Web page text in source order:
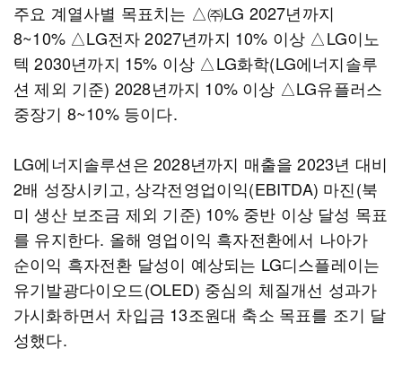
주요 계열사별 목표치는 △㈜LG 2027년까지
8~10% △LG전자 2027년까지 10% 이상 △LG이노
텍 2030년까지 15% 이상 △LG화학(LG에너지솔루
션 제외 기준) 2028년까지 10% 이상 △LG유플러스
중장기 8~10% 등이다.
LG에너지솔루션은 2028년까지 매출을 2023년 대비
2배 성장시키고, 상각전영업이익(EBITDA) 마진(북
미 생산 보조금 제외 기준) 10% 중반 이상 달성 목표
를 유지한다. 올해 영업이익 흑자전환에서 나아가
순이익 흑자전환 달성이 예상되는 LG디스플레이는
유기발광다이오드(OLED) 중심의 체질개선 성과가
가시화하면서 차입금 13조원대 축소 목표를 조기 달
성했다.